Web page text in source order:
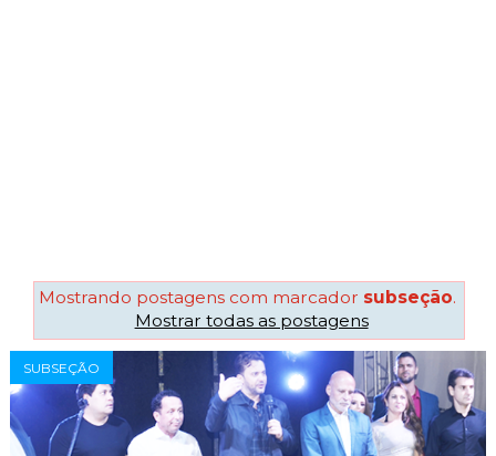
Mostrando postagens com marcador subseção.
Mostrar todas as postagens
SUBSEÇÃO